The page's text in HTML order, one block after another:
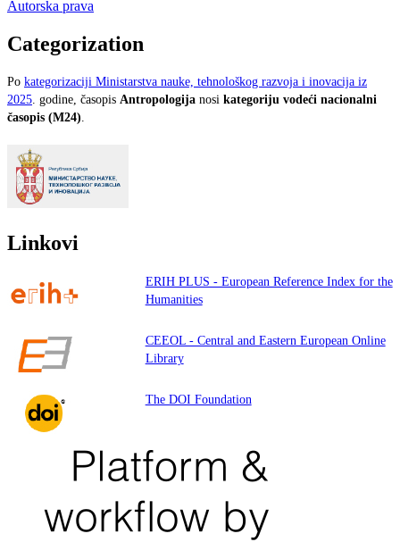
Autorska prava
Categorization
Po kategorizaciji Ministarstva nauke, tehnološkog razvoja i inovacija iz
2025. godine, časopis Antropologija nosi kategoriju vodeći nacionalni
časopis (M24).
Linkovi
ERIH PLUS - European Reference Index for the
Humanities
CEEOL - Central and Eastern European Online
Library
The DOI Foundation